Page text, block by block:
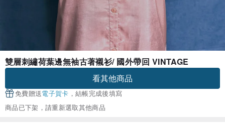
雙層刺繡荷葉邊無袖古著襯衫/ 國外帶回 VINTAGE
看其他商品
免費贈送電子賀卡 ，結帳完成後填寫
商品已下架，請重新選取其他商品